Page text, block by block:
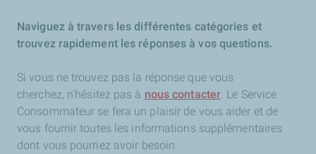
Naviguez à travers les différentes catégories et
trouvez rapidement les réponses à vos questions.
Si vous ne trouvez pas la réponse que vous
cherchez, n'hésitez pas à nous contacter. Le Service
Consommateur se fera un plaisir de vous aider et de
vous fournir toutes les informations supplémentaires
dont vous pourriez avoir besoin.